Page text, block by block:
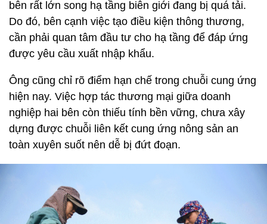
bên rất lớn song hạ tầng biên giới đang bị quá tải.
Do đó, bên cạnh việc tạo điều kiện thông thương,
cần phải quan tâm đầu tư cho hạ tầng để đáp ứng
được yêu cầu xuất nhập khẩu.
Ông cũng chỉ rõ điểm hạn chế trong chuỗi cung ứng
hiện nay. Việc hợp tác thương mại giữa doanh
nghiệp hai bên còn thiếu tính bền vững, chưa xây
dựng được chuỗi liên kết cung ứng nông sản an
toàn xuyên suốt nên dễ bị đứt đoạn.